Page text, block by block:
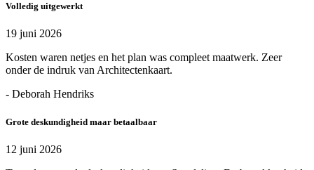
Volledig uitgewerkt
19 juni 2026
Kosten waren netjes en het plan was compleet maatwerk. Zeer
onder de indruk van Architectenkaart.
- Deborah Hendriks
Grote deskundigheid maar betaalbaar
12 juni 2026